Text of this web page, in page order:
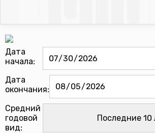
Дата
начала:
Дата
окончания:
Средний
годовой
вид: